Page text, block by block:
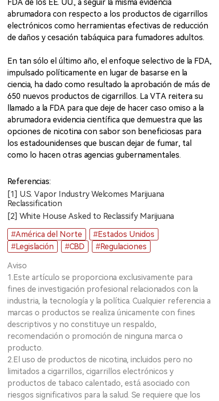
FDA de los EE. UU., a seguir la misma evidencia
abrumadora con respecto a los productos de cigarrillos
electrónicos como herramientas efectivas de reducción
de daños y cesación tabáquica para fumadores adultos.
En tan sólo el último año, el enfoque selectivo de la FDA,
impulsado políticamente en lugar de basarse en la
ciencia, ha dado como resultado la aprobación de más de
650 nuevos productos de cigarrillos. La VTA reitera su
llamado a la FDA para que deje de hacer caso omiso a la
abrumadora evidencia científica que demuestra que las
opciones de nicotina con sabor son beneficiosas para
los estadounidenses que buscan dejar de fumar, tal
como lo hacen otras agencias gubernamentales.
Referencias:
[1] U.S. Vapor Industry Welcomes Marijuana
Reclassification
[2] White House Asked to Reclassify Marijuana
#América del Norte
#Estados Unidos
#Legislación
#CBD #Regulaciones
Aviso
1.Este artículo se proporciona exclusivamente para
fines de investigación profesional relacionados con la
industria, la tecnología y la política. Cualquier referencia a
marcas o productos se realiza únicamente con fines
descriptivos y no constituye un respaldo,
recomendación o promoción de ninguna marca o
producto.
2.El uso de productos de nicotina, incluidos pero no
limitados a cigarrillos, cigarrillos electrónicos y
productos de tabaco calentado, está asociado con
riesgos significativos para la salud. Se requiere que los